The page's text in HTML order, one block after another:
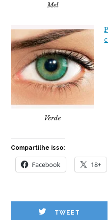
Mel
Verde
Compartilhe isso:
Facebook 18+
TWEET